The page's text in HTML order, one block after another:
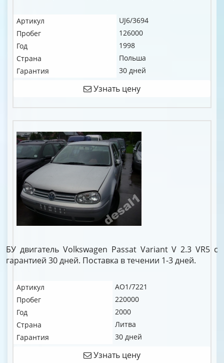
Артикул
UJ6/3694
Пробег
126000
Год
1998
Страна
Польша
Гарантия
30 дней
Узнать цену
БУ двигатель Volkswagen Passat Variant V 2.3 VR5 c
гарантией 30 дней. Поставка в течении 1-3 дней.
Артикул
AO1/7221
Пробег
220000
Год
2000
Страна
Литва
Гарантия
30 дней
Узнать цену